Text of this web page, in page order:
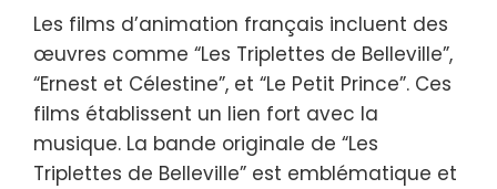
Les films d’animation français incluent des
œuvres comme “Les Triplettes de Belleville”,
“Ernest et Célestine”, et “Le Petit Prince”. Ces
films établissent un lien fort avec la
musique. La bande originale de “Les
Triplettes de Belleville” est emblématique et